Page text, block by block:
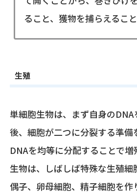
ること、獲物を捕らえること
生殖
単細胞生物は、まず自身のDNA
後、細胞が二つに分裂する準備
DNAを均等に分配することで
生物は、しばしば特殊な生殖
偶子、卵母細胞、精子細胞を作